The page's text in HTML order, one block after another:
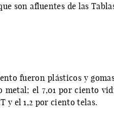
son afluentes de las
fueron plásticos y
metal; el 7,01 por ciento
y el 1,2 por ciento telas.